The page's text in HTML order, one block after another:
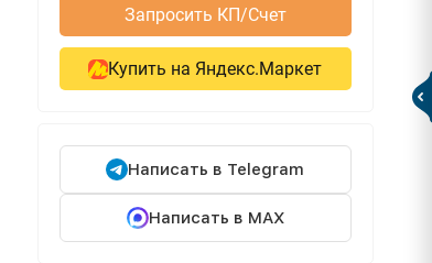
Запросить КП/Счет
Купить на Яндекс.Маркет
Написать в Telegram
Написать в MAX